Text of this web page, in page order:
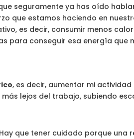
seguramente ya has oído
que estamos haciendo en
es decir, consumir menos
para conseguir esa energía que
, es decir, aumentar mi
lejos del trabajo, subiendo
que tener cuidado porque